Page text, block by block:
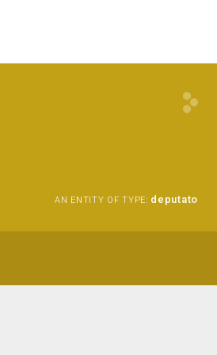
AN ENTITY OF TYPE: deputato